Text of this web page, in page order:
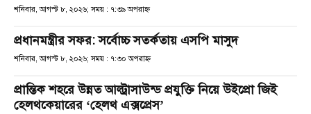
শনিবার, আগস্ট ৮, ২০২৬; সময় : ৭:৩৯ অপরাহ্ণ
প্রধানমন্ত্রীর সফর: সর্বোচ্চ সতর্কতায় এসপি মাসুদ
শনিবার, আগস্ট ৮, ২০২৬; সময় : ৭:৩০ অপরাহ্ণ
প্রান্তিক শহরে উন্নত আল্ট্রাসাউন্ড প্রযুক্তি নিয়ে উইপ্রো জিই
হেলথকেয়ারের ‘হেলথ এক্সপ্রেস’